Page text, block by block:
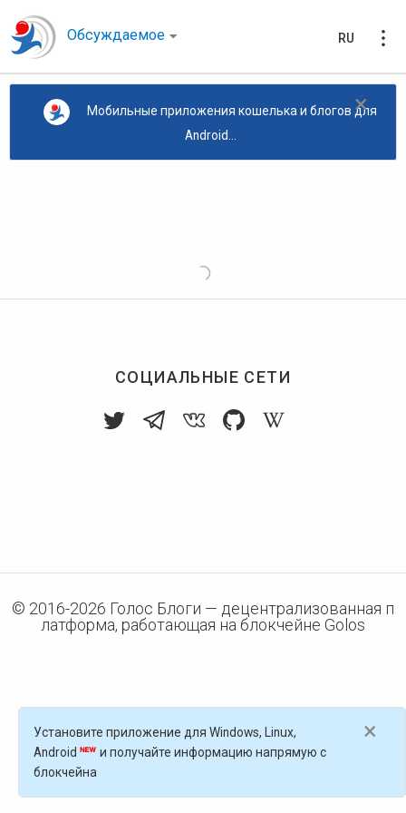
Обсуждаемое RU
×
Мобильные приложения кошелька и блогов для
Android...
СОЦИАЛЬНЫЕ СЕТИ
© 2016-2026 Голос Блоги — децентрализованная п
латформа, работающая на блокчейне Golos
×
Установите приложение для Windows, Linux,
Android
и получайте информацию напрямую с
блокчейна